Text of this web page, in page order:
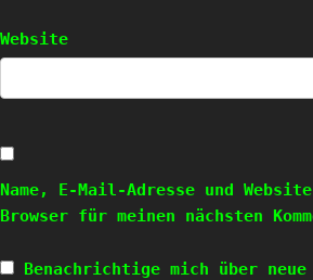
Website
Name, E-Mail-Adresse und
Browser für meinen nächsten
Benachrichtige mich über